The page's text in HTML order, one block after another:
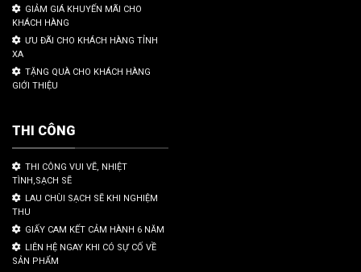
GIẢM GIÁ KHUYẾN MÃI CHO
KHÁCH HÀNG
ƯU ĐÃI CHO KHÁCH HÀNG TỈNH
XA
TẶNG QUÀ CHO KHÁCH HÀNG
GIỚI THIỆU
THI CÔNG
THI CÔNG VUI VẼ, NHIỆT
TÌNH,SẠCH SẼ
LAU CHÙI SẠCH SẼ KHI NGHIỆM
THU
GIẤY CAM KẾT CẢM HÀNH 6 NĂM
LIÊN HỆ NGAY KHI CÓ SỰ CỐ VỀ
SẢN PHẨM